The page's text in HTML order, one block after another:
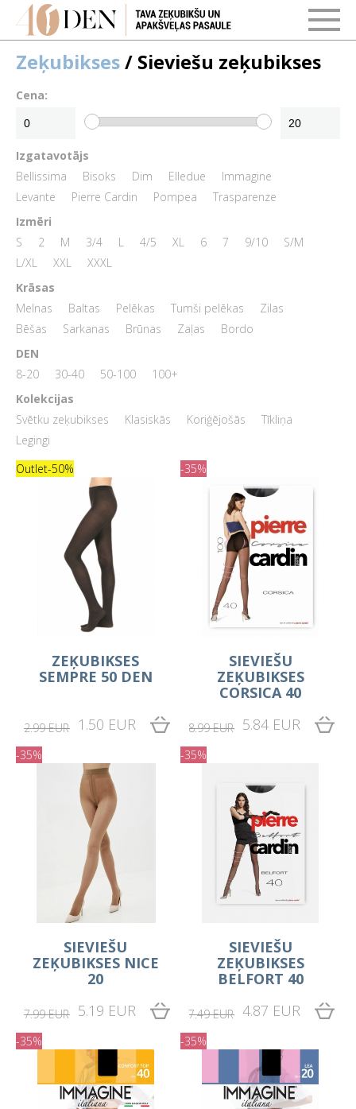
Zeķubikses/ Sieviešu zeķubikses
Cena:
Izgatavotājs
Bellissima
Bisoks Dim Elledue
Immagine
Levante
Pierre Cardin Pompea
Trasparenze
Izmēri
S
2 M 3/4 L 4/5 XL 6 7 9/10
S/M
L/XL
XXL
XXXL
Krāsas
Melnas
Baltas Pelēkas Tumši pelēkas
Zilas
Bēšas
Sarkanas Brūnas Zaļas
Bordo
DEN
8-20
30-40 50-100
100+
Kolekcijas
Svētku zeķubikses
Klasiskās Koriģējošās
Tīkliņa
Legingi
Outlet-50%
ZEĶUBIKSES
SEMPRE 50 DEN
2.99 EUR 1.50 EUR
-35%
SIEVIEŠU
ZEĶUBIKSES
CORSICA 40
8.99 EUR 5.84 EUR
-35%
SIEVIEŠU
ZEĶUBIKSES NICE
20
7.99 EUR 5.19 EUR
-35%
SIEVIEŠU
ZEĶUBIKSES
BELFORT 40
7.49 EUR 4.87 EUR
-35% -35%